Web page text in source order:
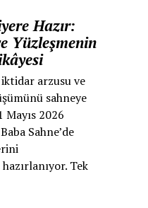
Hazır:
Yüzleşmenin
arzusu ve
sahneye
Mayıs 2026
Sahne’de
Tek